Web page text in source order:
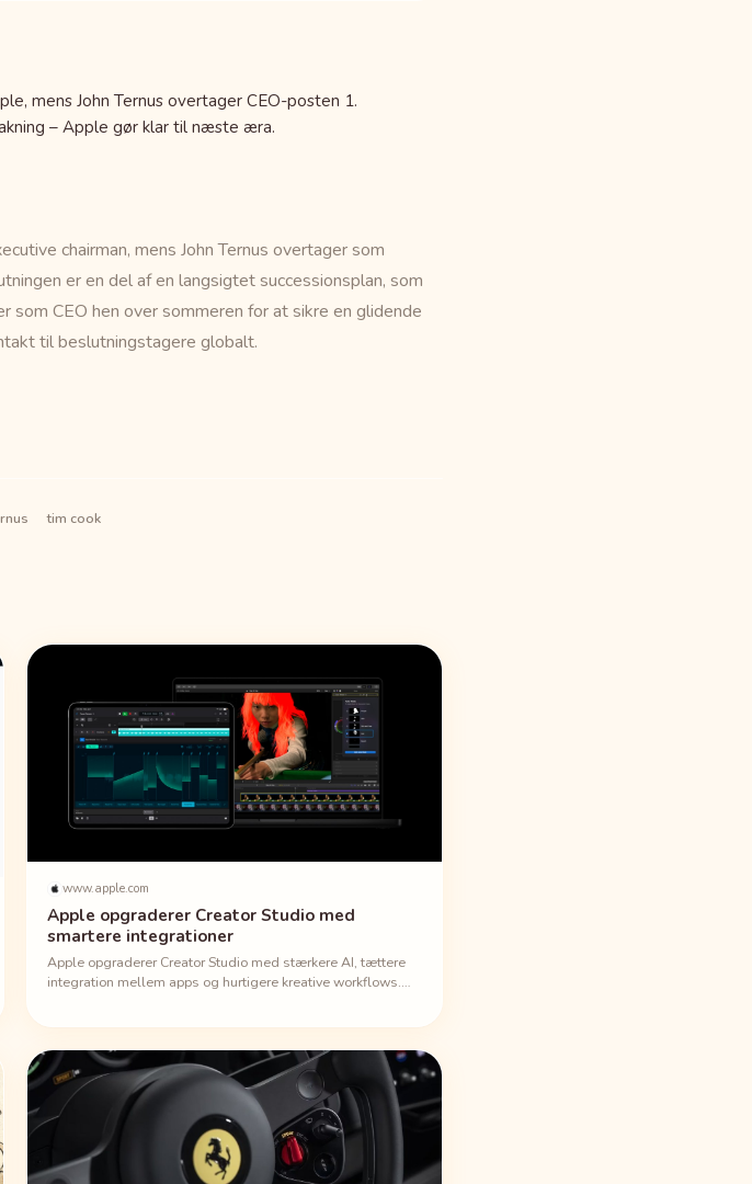
mens John Ternus overtager CEO-posten 1.
– Apple gør klar til næste æra.
chairman, mens John Ternus overtager som
er en del af en langsigtet successionsplan, som
CEO hen over sommeren for at sikre en glidende
til beslutningstagere globalt.
tim cook
www.apple.com
Apple opgraderer Creator Studio med
smartere integrationer
Apple opgraderer Creator Studio med stærkere AI, tættere
integration mellem apps og hurtigere kreative workflows.